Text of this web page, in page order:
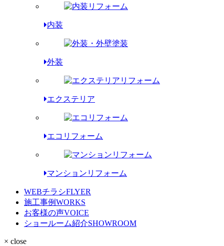
内装
外装
エクステリア
エコリフォーム
マンションリフォーム
WEBチラシFLYER
施工事例WORKS
お客様の声VOICE
ショールーム紹介SHOWROOM
× close